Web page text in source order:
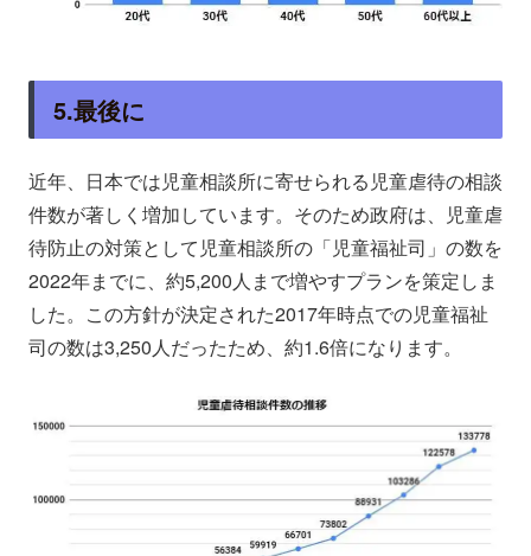
5.最後に
近年、日本では児童相談所に寄せられる児童虐待の相談
件数が著しく増加しています。そのため政府は、児童虐
待防止の対策として児童相談所の「児童福祉司」の数を
2022年までに、約5,200人まで増やすプランを策定しま
した。この方針が決定された2017年時点での児童福祉
司の数は3,250人だったため、約1.6倍になります。